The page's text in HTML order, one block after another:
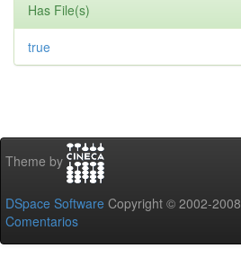
Has File(s)
true
Theme by
DSpace Software Copyright © 2002-2008
Comentarios